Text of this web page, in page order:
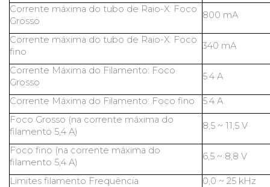
Corrente máxima do tubo de Raio-X: Foco
Grosso
800 mA
Corrente máxima do tubo de Raio-X: Foco
fino
340 mA
Corrente Máxima do Filamento: Foco
Grosso
5.4 A
Corrente Máxima do Filamento: Foco fino
5.4 A
Foco Grosso (na corrente máxima do
filamento 5,4 A)
8,5 ~ 11,5 V
Foco fino (na corrente máxima do
filamento 5,4 A)
6,5 ~ 8,8 V
Limites filamento Frequência
0,0 ~ 25 kHz